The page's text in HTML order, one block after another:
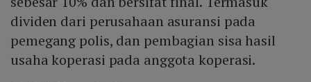
dividen dari perusahaan asuransi pada
pemegang polis, dan pembagian sisa hasil
usaha koperasi pada anggota koperasi.